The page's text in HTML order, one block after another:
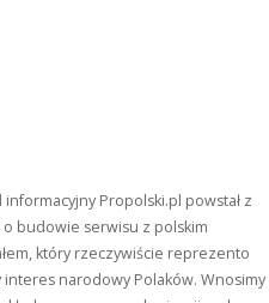
informacyjny Propolski.pl powstał z
o budowie serwisu z polskim
który rzeczywiście reprezento
interes narodowy Polaków. Wnosimy